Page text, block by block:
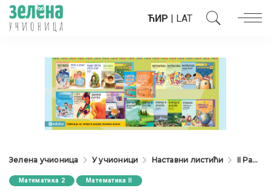
ЋИР | LAT
Зелена учионица У учионици Наставни листићи II Разред
Математика 2 Математика II